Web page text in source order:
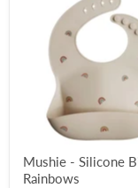
Mushie - Silicone
Rainbows